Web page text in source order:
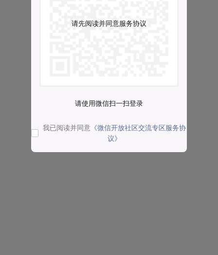
请先阅读并同意服务协议
请使用微信扫一扫登录
我已阅读并同意 《微信开放社区交流专区服务协
议》